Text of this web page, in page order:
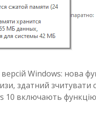
Windows: нова
здатний зчитувати
10 включають